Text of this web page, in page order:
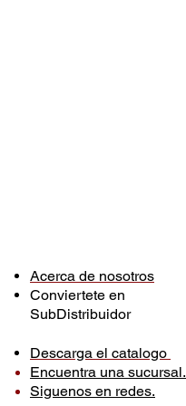
Acerca de nosotros
Conviertete en
SubDistribuidor
Descarga el catalogo
Encuentra una sucursal.
Siguenos en redes.